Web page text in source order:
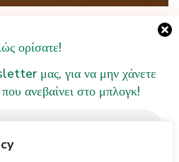
ορίσατε!
μας, για να μην χάνετε
ανεβαίνει στο μπλογκ!